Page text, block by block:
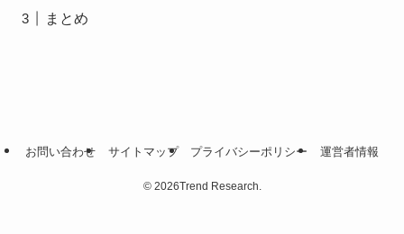
まとめ
お問い合わせ サイトマップ プライバシーポリシー 運営者情報
©2026Trend Research.